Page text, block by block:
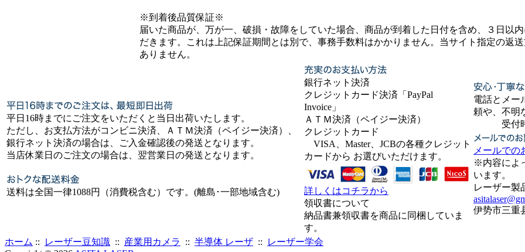
※到着後品質保証※
届いた商品が、万が一、破損・故障をしていた場合、商品が到着した日付を含め、３日以
だきます。これは上記保証期間とは別で、事務手数料はかかりません。当サイト指定の返
ありません。
平日16時までにご注文をいただくと当日出荷いたします。
ただし、お支払方法がコンビニ決済、ＡＴＭ決済（ペイジー決済）、
銀行ネット決済の場合は、ご入金確認後の発送となります。
当店休業日のご注文の場合は、翌営業日の発送となります。
送料は全国一律1088円（消費税含む）です。(離島･一部地域含む)
銀行ネット決済
クレジットカード決済「PayPal
Invoice」
ＡＴＭ決済（ペイジー決済）
クレジットカード
VISA、Master、JCBの各種クレジット
カードから お選びいただけます。
詳しくはコチラから
領収書について
納品書兼領収書を商品に同梱していま
す。
電話とメー
頼や、不明
受付時間
メールでの
※内容によ
います。
レーザー製
伊势市三重
ホーム :: レーザー豆知識 :: 産業用カメラ :: 半導体 レーザ ::
レーザー学会